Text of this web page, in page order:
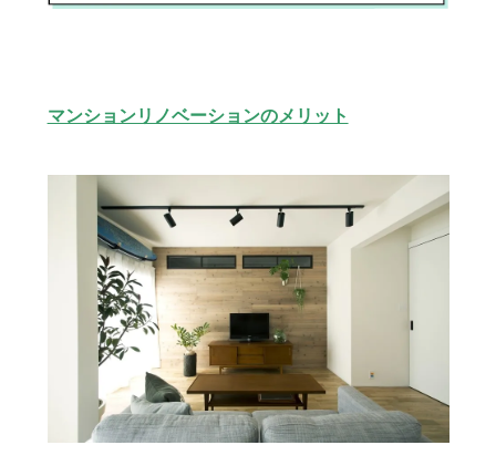
マンションリノベーションのメリット